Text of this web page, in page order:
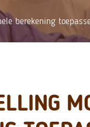
berekening